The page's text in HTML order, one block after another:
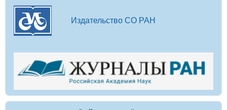
Издательство СО РАН